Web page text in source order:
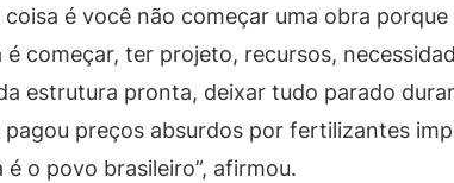
coisa é você não começar uma obra
é começar, ter projeto, recursos,
estrutura pronta, deixar tudo parado
pagou preços absurdos por fertilizantes
é o povo brasileiro”, afirmou.